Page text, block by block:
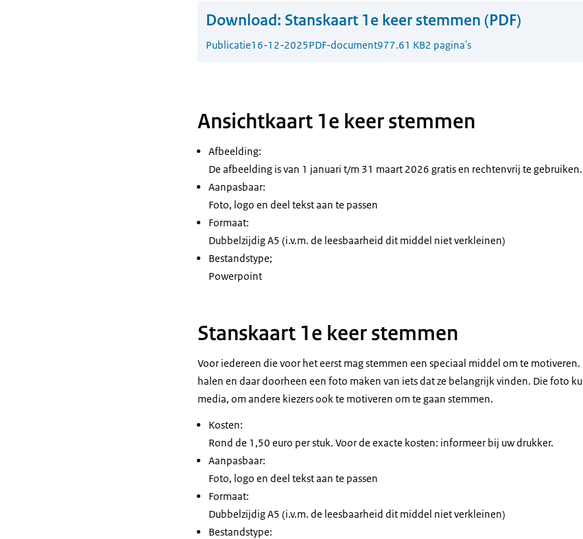
Download: Stanskaart 1e keer stemmen (PDF)
Publicatie16-12-2025PDF-document977.61 KB2 pagina's
Ansichtkaart 1e keer stemmen
Afbeelding:
De afbeelding is van 1 januari t/m 31 maart 2026 gratis en rechtenvrij te gebruiken.
Aanpasbaar:
Foto, logo en deel tekst aan te passen
Formaat:
Dubbelzijdig A5 (i.v.m. de leesbaarheid dit middel niet verkleinen)
Bestandstype;
Powerpoint
Stanskaart 1e keer stemmen
Voor iedereen die voor het eerst mag stemmen een speciaal middel om te
halen en daar doorheen een foto maken van iets dat ze belangrijk vinden. Die foto
media, om andere kiezers ook te motiveren om te gaan stemmen.
Kosten:
Rond de 1,50 euro per stuk. Voor de exacte kosten: informeer bij uw drukker.
Aanpasbaar:
Foto, logo en deel tekst aan te passen
Formaat:
Dubbelzijdig A5 (i.v.m. de leesbaarheid dit middel niet verkleinen)
Bestandstype: